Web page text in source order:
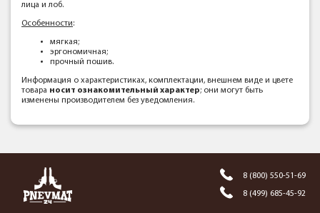
лица и лоб.
Особенности:
мягкая;
эргономичная;
прочный пошив.
Информация о характеристиках, комплектации, внешнем виде и цвете
товара носит ознакомительный характер; они могут быть
изменены производителем без уведомления.
8 (800) 550-51-69
8 (499) 685-45-92